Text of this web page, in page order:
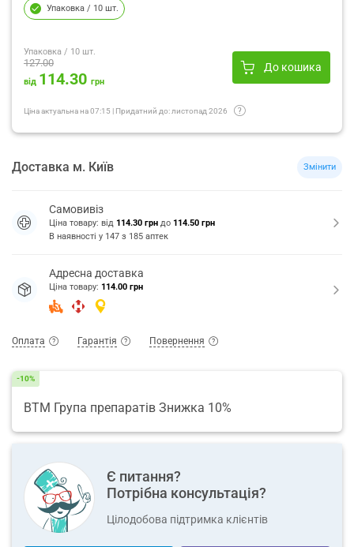
Упаковка / 10 шт.
Упаковка / 10 шт.
127.00
від 114.30 грн
До кошика
Ціна актуальна на07:15 | Придатний до: листопад 2026
Доставка м. Київ Змінити
Самовивіз
Ціна товару: від 114.30 грн до 114.50 грн
В наявності у 147 з 185 аптек
Адресна доставка
Ціна товару: 114.00 грн
Оплата Гарантія Повернення
-10%
ВТМ Група препаратів Знижка 10%
Є питання?
Потрібна консультація?
Цілодобова підтримка клієнтів